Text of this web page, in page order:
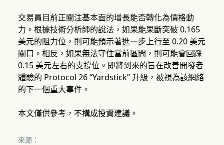
交易員目前正關注基本面的增長能否轉化為價格動
力。根據技術分析師的說法，如果能果斷突破 0.165
美元的阻力位，則可能預示著進一步上行至 0.20 美元
關口。相反，如果無法守住當前區間，則可能會回踩
0.15 美元左右的支撐位。即將到來的旨在改善開發者
體驗的 Protocol 26 “Yardstick” 升級，被視為該網絡
的下一個重大事件。
本文僅供參考，不構成投資建議。
來源：